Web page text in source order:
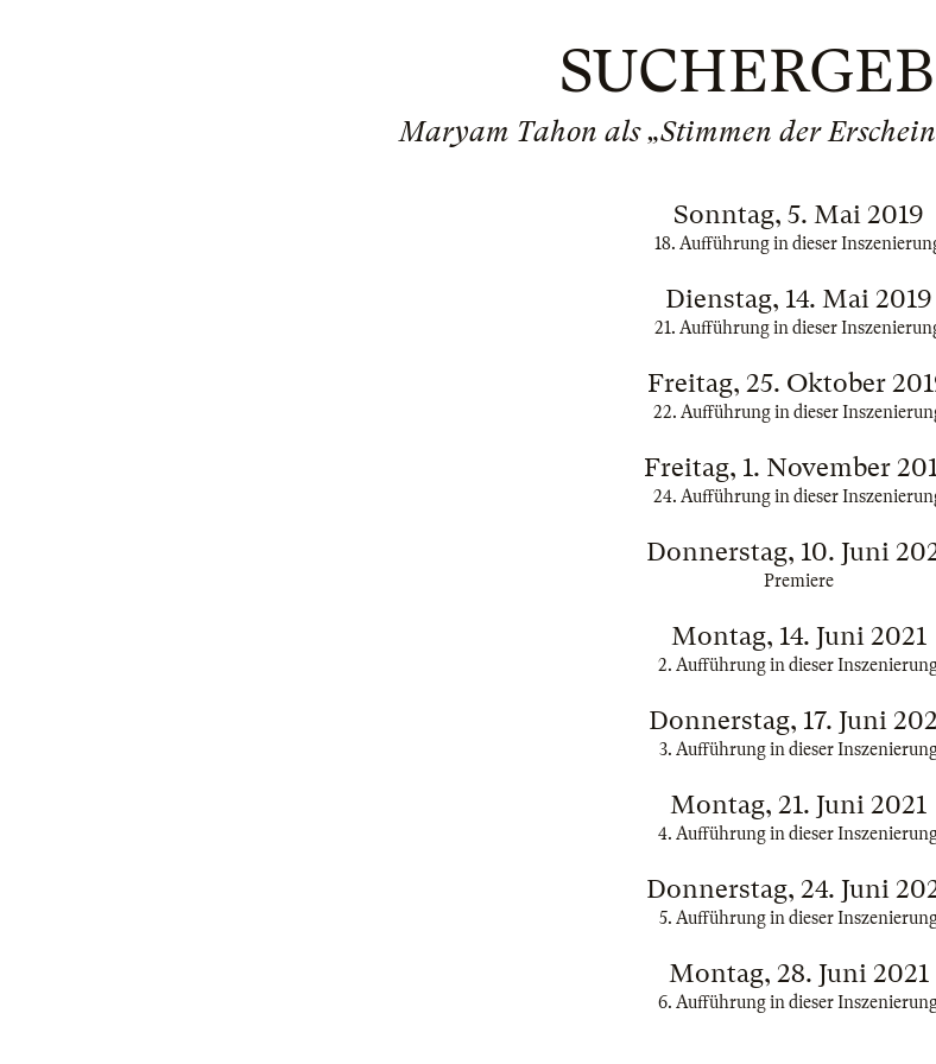
Maryam Tahon als „Stimmen der
Sonntag, 5. Mai 2019
18. Aufführung in dieser
Dienstag, 14. Mai 2019
21. Aufführung in dieser
Freitag, 25. Oktober
22. Aufführung in dieser
Freitag, 1. November
24. Aufführung in dieser
Donnerstag, 10. Juni
Premiere
Montag, 14. Juni 2021
2. Aufführung in dieser
Donnerstag, 17. Juni
3. Aufführung in dieser
Montag, 21. Juni 2021
4. Aufführung in dieser
Donnerstag, 24. Juni
5. Aufführung in dieser
Montag, 28. Juni 2021
6. Aufführung in dieser